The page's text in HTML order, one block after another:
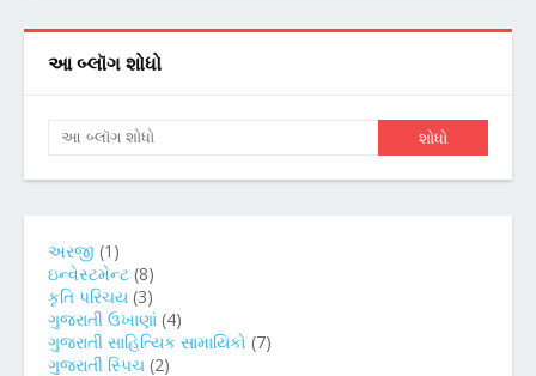
આ બ્લૉગ શોધો
અરજી (1)
ઇન્વેસ્ટમેન્ટ (8)
કૃતિ પરિચય (3)
ગુજરાતી ઉખાણાં (4)
ગુજરાતી સાહિત્યિક સામાયિકો (7)
ગુજરાતી સ્પિચ (2)